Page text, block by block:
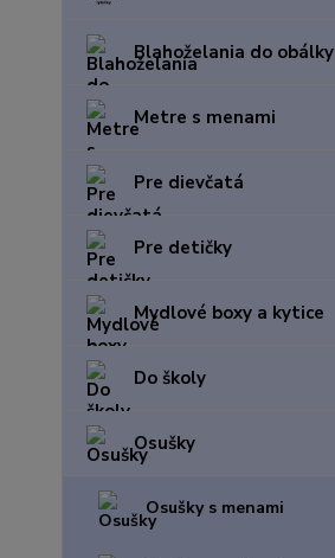
Blahoželania do obálky
Metre s menami
Pre dievčatá
Pre detičky
Mydlové boxy a kytice
Do školy
Osušky
Osušky s menami